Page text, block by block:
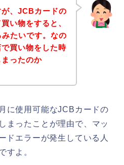
、JCBカードの
い物をすると、
たいです。なの
買い物をした時
ったのか
に使用可能なJCBカードの
まったことが理由で、マッ
ドエラーが発生している人
すよ。